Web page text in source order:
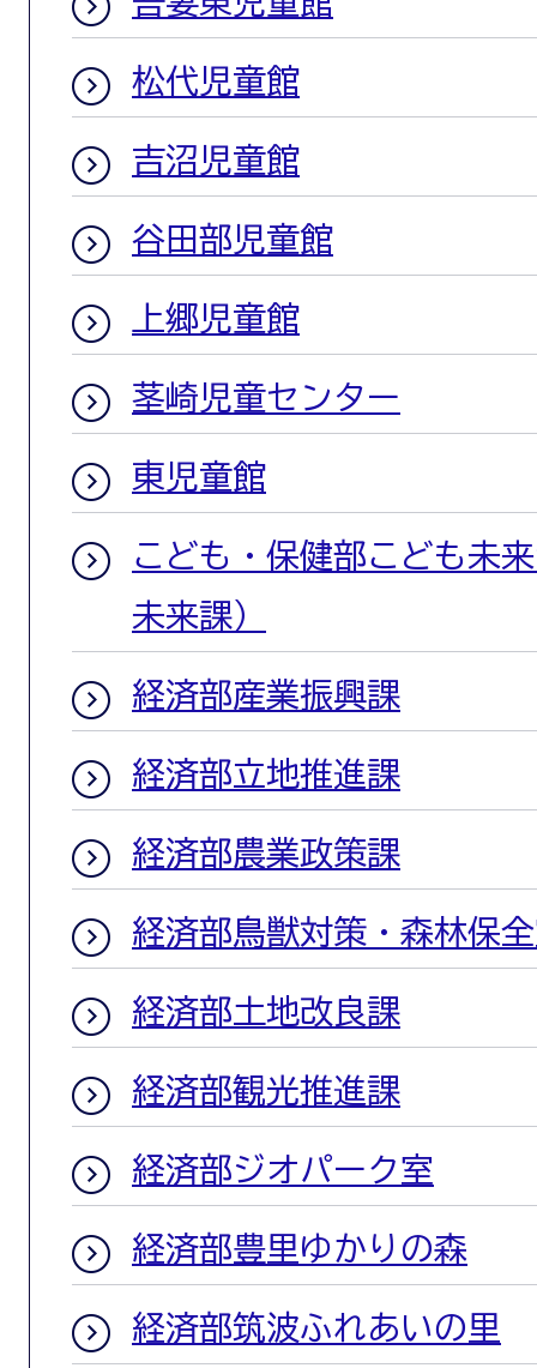
松代児童館
吉沼児童館
谷田部児童館
上郷児童館
茎崎児童センター
東児童館
こども・保健部こども未
未来課）
経済部産業振興課
経済部立地推進課
経済部農業政策課
経済部鳥獣対策・森林保
経済部土地改良課
経済部観光推進課
経済部ジオパーク室
経済部豊里ゆかりの森
経済部筑波ふれあいの里